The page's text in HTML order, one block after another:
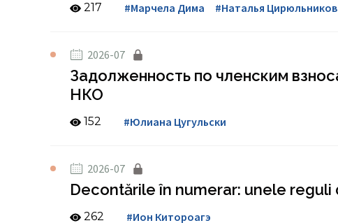
217 #Марчела Дима #Наталья
2026-07
Задолженность по членским
НКО
152 #Юлиана Цугульски
2026-07
Decontările în numerar: unele
262 #Ион Китороагэ